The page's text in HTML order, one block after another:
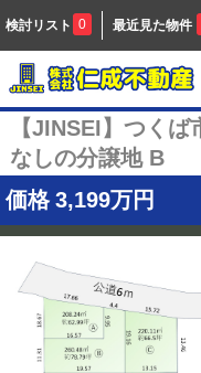
検討リスト 0 最近見た物件
【JINSEI】つく
なしの分譲地 B
価格 3,199万円